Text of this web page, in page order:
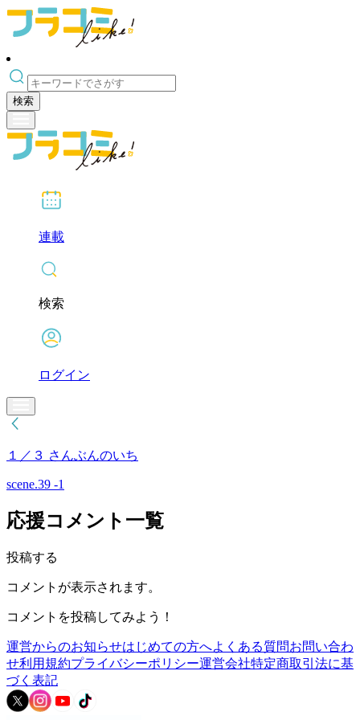
検索
連載
検索
ログイン
１／３ さんぶんのいち
scene.39 -1
応援コメント一覧
投稿する
コメントが表示されます。
コメントを投稿してみよう！
運営からのお知らせはじめての方へよくある質問お問い合わ
せ利用規約プライバシーポリシー運営会社特定商取引法に基
づく表記